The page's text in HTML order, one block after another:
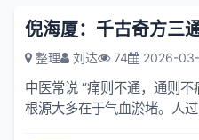
整理 刘达 74 2026-
中医常说 “痛则不通，通则不
根源大多在于气血淤堵。人